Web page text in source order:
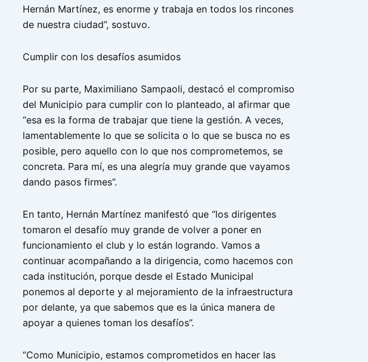
Hernán Martínez, es enorme y trabaja en todos los rincones
de nuestra ciudad”, sostuvo.
Cumplir con los desafíos asumidos
Por su parte, Maximiliano Sampaoli, destacó el compromiso
del Municipio para cumplir con lo planteado, al afirmar que
“esa es la forma de trabajar que tiene la gestión. A veces,
lamentablemente lo que se solicita o lo que se busca no es
posible, pero aquello con lo que nos comprometemos, se
concreta. Para mí, es una alegría muy grande que vayamos
dando pasos firmes”.
En tanto, Hernán Martínez manifestó que “los dirigentes
tomaron el desafío muy grande de volver a poner en
funcionamiento el club y lo están logrando. Vamos a
continuar acompañando a la dirigencia, como hacemos con
cada institución, porque desde el Estado Municipal
ponemos al deporte y al mejoramiento de la infraestructura
por delante, ya que sabemos que es la única manera de
apoyar a quienes toman los desafíos”.
“Como Municipio, estamos comprometidos en hacer las